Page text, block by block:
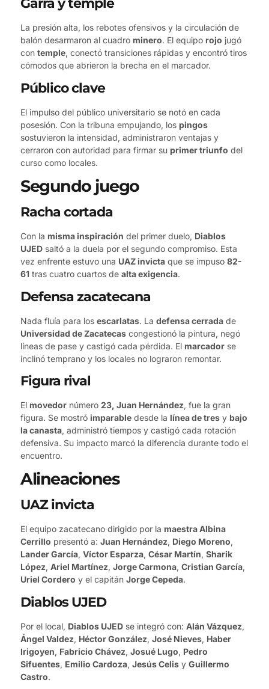
Garra y temple
La presión alta, los rebotes ofensivos y la circulación de
balón desarmaron al cuadro minero. El equipo rojo jugó
con temple, conectó transiciones rápidas y encontró tiros
cómodos que abrieron la brecha en el marcador.
Público clave
El impulso del público universitario se notó en cada
posesión. Con la tribuna empujando, los pingos
sostuvieron la intensidad, administraron ventajas y
cerraron con autoridad para firmar su primer triunfo del
curso como locales.
Segundo juego
Racha cortada
Con la misma inspiración del primer duelo, Diablos
UJED saltó a la duela por el segundo compromiso. Esta
vez enfrente estuvo una UAZ invicta que se impuso 82-
61 tras cuatro cuartos de alta exigencia.
Defensa zacatecana
Nada fluía para los escarlatas. La defensa cerrada de
Universidad de Zacatecas congestionó la pintura, negó
líneas de pase y castigó cada pérdida. El marcador se
inclinó temprano y los locales no lograron remontar.
Figura rival
El movedor número 23, Juan Hernández, fue la gran
figura. Se mostró imparable desde la línea de tres y bajo
la canasta, administró tiempos y castigó cada rotación
defensiva. Su impacto marcó la diferencia durante todo el
encuentro.
Alineaciones
UAZ invicta
El equipo zacatecano dirigido por la maestra Albina
Cerrillo presentó a: Juan Hernández, Diego Moreno,
Lander García, Víctor Esparza, César Martín, Sharik
López, Ariel Martínez, Jorge Carmona, Cristian García,
Uriel Cordero y el capitán Jorge Cepeda.
Diablos UJED
Por el local, Diablos UJED se integró con: Alán Vázquez,
Ángel Valdez, Héctor González, José Nieves, Haber
Irigoyen, Fabricio Chávez, Josué Lugo, Pedro
Sifuentes, Emilio Cardoza, Jesús Celis y Guillermo
Castro.